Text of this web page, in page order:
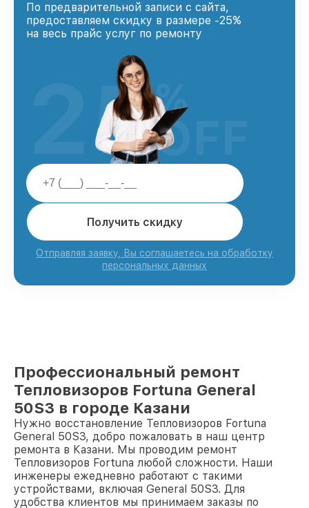
По предварительной записи с сайта,
предоставляем скидку в размере -25%
на весь прайс услуг по ремонту
Получить скидку
Отправляя заявку, Вы соглашаетесь на обработку
персональных данных
25%
OFF
Профессиональный ремонт
Тепловизоров Fortuna General
50S3 в городе Казани
Нужно восстановление Тепловизоров Fortuna
General 50S3, добро пожаловать в наш центр
ремонта в Казани. Мы проводим ремонт
Тепловизоров Fortuna любой сложности. Наши
инженеры ежедневно работают с такими
устройствами, включая General 50S3. Для
удобства клиентов мы принимаем заказы по